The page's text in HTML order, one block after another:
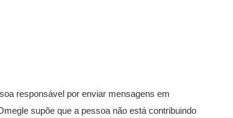
responsável por enviar mensagens em
supõe que a pessoa não está contribuindo